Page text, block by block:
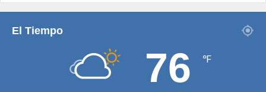
El Tiempo
76 ℉